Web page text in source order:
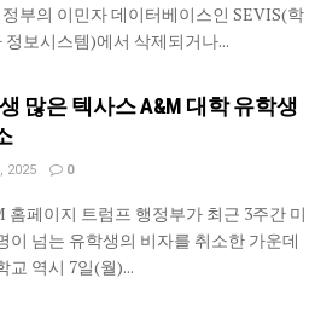
부의 이민자 데이터베이스인 SEVIS(학
보시스템)에서 삭제되거나...
많은 텍사스 A&M 대학 유학생
2025 0
페이지 트럼프 행정부가 최근 3주간 미
이 넘는 유학생의 비자를 취소한 가운데
역시 7일(월)...